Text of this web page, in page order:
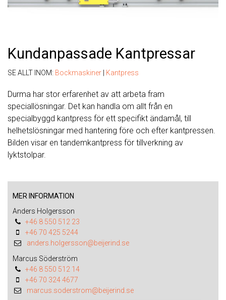
Kundanpassade Kantpressar
SE ALLT INOM: Bockmaskiner | Kantpress
Durma har stor erfarenhet av att arbeta fram
speciallösningar. Det kan handla om allt från en
specialbyggd kantpress för ett specifikt ändamål, till
helhetslösningar med hantering före och efter kantpressen.
Bilden visar en tandemkantpress för tillverkning av
lyktstolpar.
MER INFORMATION
Anders Holgersson
+46 8 550 512 23
+46 70 425 5244
anders.holgersson@beijerind.se
Marcus Söderström
+46 8 550 512 14
+46 70 324 4677
marcus.soderstrom@beijerind.se